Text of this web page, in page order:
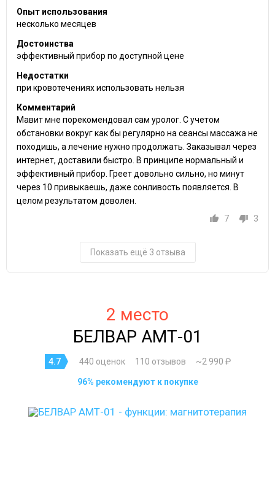
Опыт использования
несколько месяцев
Достоинства
эффективный прибор по доступной цене
Недостатки
при кровотечениях использовать нельзя
Комментарий
Мавит мне порекомендовал сам уролог. С учетом
обстановки вокруг как бы регулярно на сеансы массажа не
походишь, а лечение нужно продолжать. Заказывал через
интернет, доставили быстро. В принципе нормальный и
эффективный прибор. Греет довольно сильно, но минут
через 10 привыкаешь, даже сонливость появляется. В
целом результатом доволен.
7
3
Показать ещё 3 отзыва
2 место
БЕЛВАР АМТ-01
4.7 440 оценок 110 отзывов ~2 990 ₽
96% рекомендуют к покупке